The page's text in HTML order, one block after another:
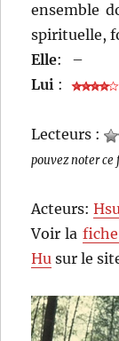
ensemble
spirituelle,
Elle:
–
Lui :
Lecteurs :
pouvez noter ce
Acteurs:
Voir la
Hu sur le